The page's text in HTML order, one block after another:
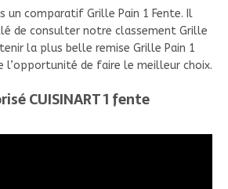
un comparatif Grille Pain 1 Fente. Il
de consulter notre classement Grille
la plus belle remise Grille Pain 1
l’opportunité de faire le meilleur choix.
CUISINART 1 fente